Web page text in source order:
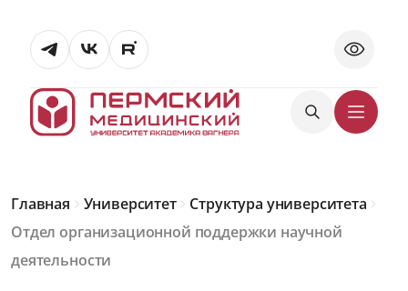
Главная Университет
Структура университета
Отдел организационной поддержки научной
деятельности